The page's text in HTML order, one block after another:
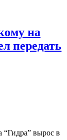
на
передать
“Гидра” вырос в